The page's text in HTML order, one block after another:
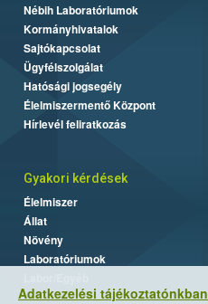
Adatkezelési tájékoztatónkban
Nébih Laboratóriumok
Kormányhivatalok
Sajtókapcsolat
Ügyfélszolgálat
Hatósági jogsegély
Élelmiszermentő Központ
Hírlevél feliratkozás
Gyakori kérdések
Élelmiszer
Állat
Növény
Laboratóriumok